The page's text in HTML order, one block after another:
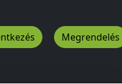
Megrendelés